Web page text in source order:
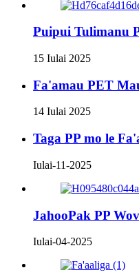
Puipui Tulimanu
15 Iulai 2025
Fa'amau PET
14 Iulai 2025
Taga PP mo le
Iulai-11-2025
JahooPak PP
Iulai-04-2025